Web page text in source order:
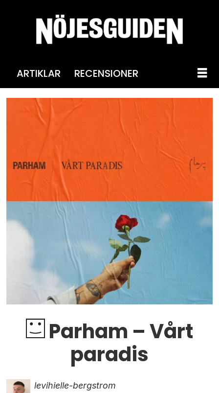
ARTIKLAR RECENSIONER
Parham – Vårt
paradis
levihielle-bergstrom